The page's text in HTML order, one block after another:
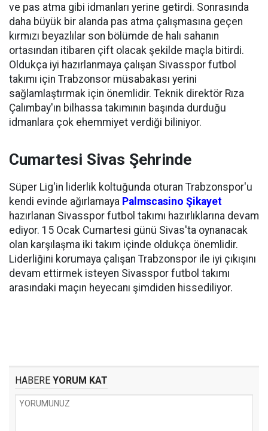
ve pas atma gibi idmanları yerine getirdi. Sonrasında
daha büyük bir alanda pas atma çalışmasına geçen
kırmızı beyazlılar son bölümde de halı sahanın
ortasından itibaren çift olacak şekilde maçla bitirdi.
Oldukça iyi hazırlanmaya çalışan Sivasspor futbol
takımı için Trabzonsor müsabakası yerini
sağlamlaştırmak için önemlidir. Teknik direktör Rıza
Çalımbay'ın bilhassa takımının başında durduğu
idmanlara çok ehemmiyet verdiği biliniyor.
Cumartesi Sivas Şehrinde
Süper Lig'in liderlik koltuğunda oturan Trabzonspor'u
kendi evinde ağırlamaya Palmscasino Şikayet
hazırlanan Sivasspor futbol takımı hazırlıklarına devam
ediyor. 15 Ocak Cumartesi günü Sivas'ta oynanacak
olan karşılaşma iki takım içinde oldukça önemlidir.
Liderliğini korumaya çalışan Trabzonspor ile iyi çıkışını
devam ettirmek isteyen Sivasspor futbol takımı
arasındaki maçın heyecanı şimdiden hissediliyor.
HABERE YORUM KAT